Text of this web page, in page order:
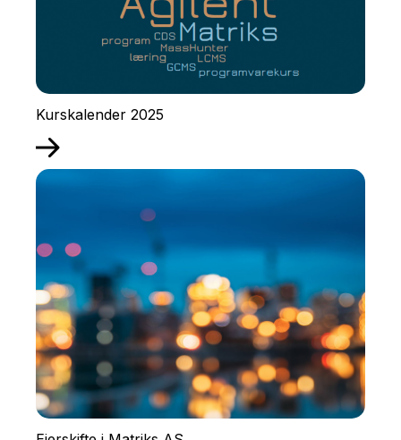
Kurskalender 2025